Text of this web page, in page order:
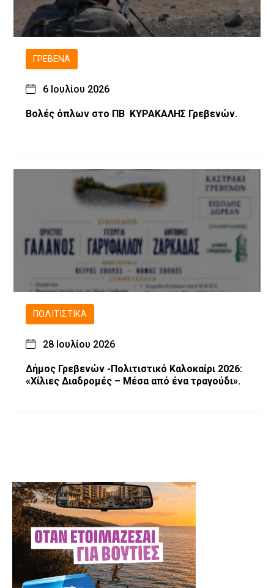
ΓΡΕΒΕΝΆ
6 Ιουλίου 2026
Βολές όπλων στο ΠΒ ΚΥΡΑΚΑΛΗΣ Γρεβενών.
ΠΟΛΙΤΙΣΤΙΚΆ
28 Ιουλίου 2026
Δήμος Γρεβενών -Πολιτιστικό Καλοκαίρι 2026:
«Χίλιες Διαδρομές – Μέσα από ένα τραγούδι».